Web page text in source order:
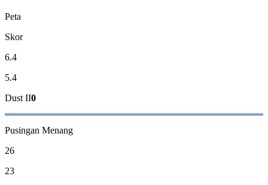
Peta
Skor
6.4
5.4
Dust II0
Pusingan Menang
26
23